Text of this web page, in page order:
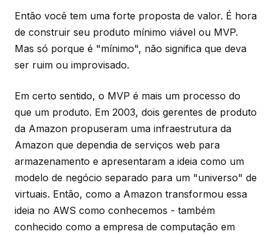
Então você tem uma forte proposta de valor. É hora
de construir seu produto mínimo viável ou MVP.
Mas só porque é "mínimo", não significa que deva
ser ruim ou improvisado.
Em certo sentido, o MVP é mais um processo do
que um produto. Em 2003, dois gerentes de produto
da Amazon propuseram uma infraestrutura da
Amazon que dependia de serviços web para
armazenamento e apresentaram a ideia como um
modelo de negócio separado para um "universo" de
virtuais. Então, como a Amazon transformou essa
ideia no AWS como conhecemos - também
conhecido como a empresa de computação em